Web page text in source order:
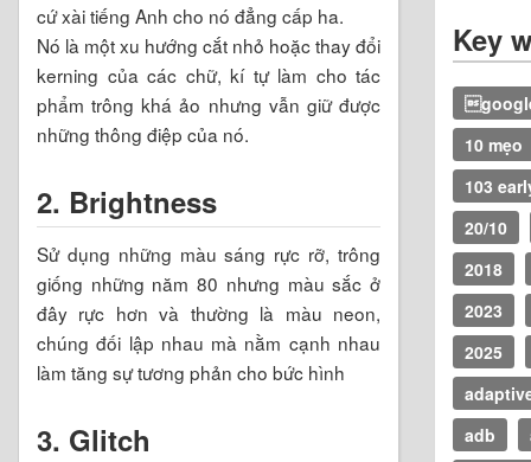
cứ xài tiếng Anh cho nó đẳng cấp ha.
Nó là một xu hướng cắt nhỏ hoặc thay đổi
kerning của các chữ, kí tự làm cho tác
phẩm trông khá ảo nhưng vẫn giữ được
những thông điệp của nó.
2. Brightness
Sử dụng những màu sáng rực rỡ, trông
giống những năm 80 nhưng màu sắc ở
đây rực hơn và thường là màu neon,
chúng đối lập nhau mà nằm cạnh nhau
làm tăng sự tương phản cho bức hình
3. Glitch
Key
10 mẹo
103
20/10
2018
2023
2025
adb